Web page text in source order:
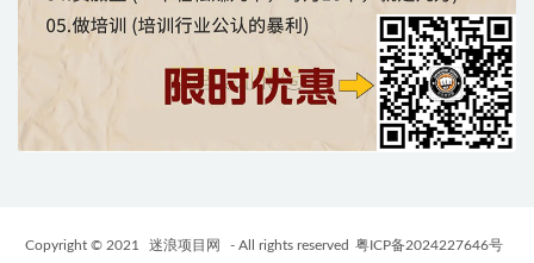
Copyright © 2021 迷浪项目网 - All rights reserved 粤ICP备2024227646号